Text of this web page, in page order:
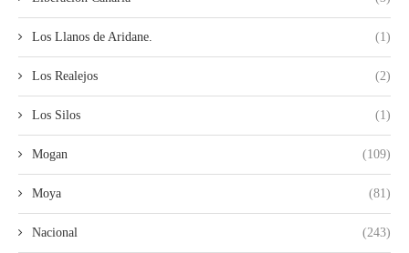
Los Llanos de Aridane. (1)
Los Realejos (2)
Los Silos (1)
Mogan (109)
Moya (81)
Nacional (243)